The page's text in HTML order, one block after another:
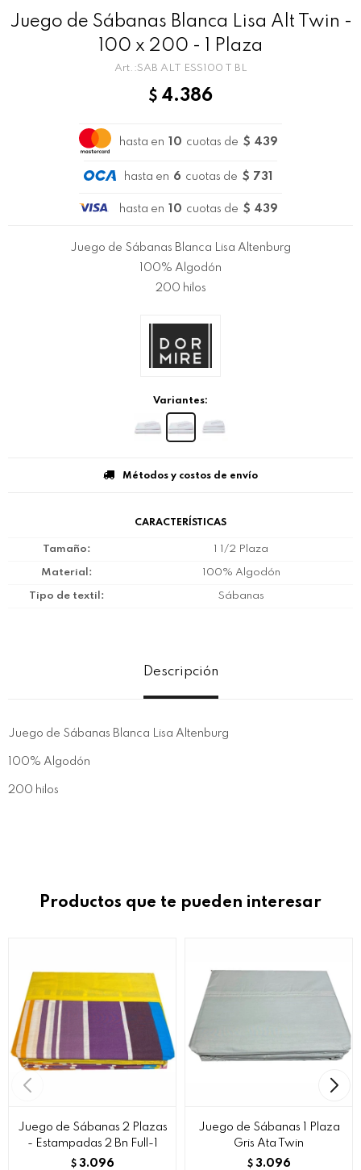
Juego de Sábanas Blanca Lisa Alt Twin -
100 x 200 - 1 Plaza
SAB ALT ESS100 T BL
$ 4.386
hasta en 10 cuotas de $ 439
hasta en 6 cuotas de $ 731
hasta en 10 cuotas de $ 439
Juego de Sábanas Blanca Lisa Altenburg
100% Algodón
200 hilos
Variantes:
Métodos y costos de envío
CARACTERÍSTICAS
Tamaño 1 1/2 Plaza
Material 100% Algodón
Tipo de textil Sábanas
Descripción
Juego de Sábanas Blanca Lisa Altenburg
100% Algodón
200 hilos
Productos que te pueden interesar
Juego de Sábanas 2 Plazas
- Estampadas 2 Bn Full-1
$ 3.096
Juego de Sábanas 1 Plaza
Gris Ata Twin
$ 3.096